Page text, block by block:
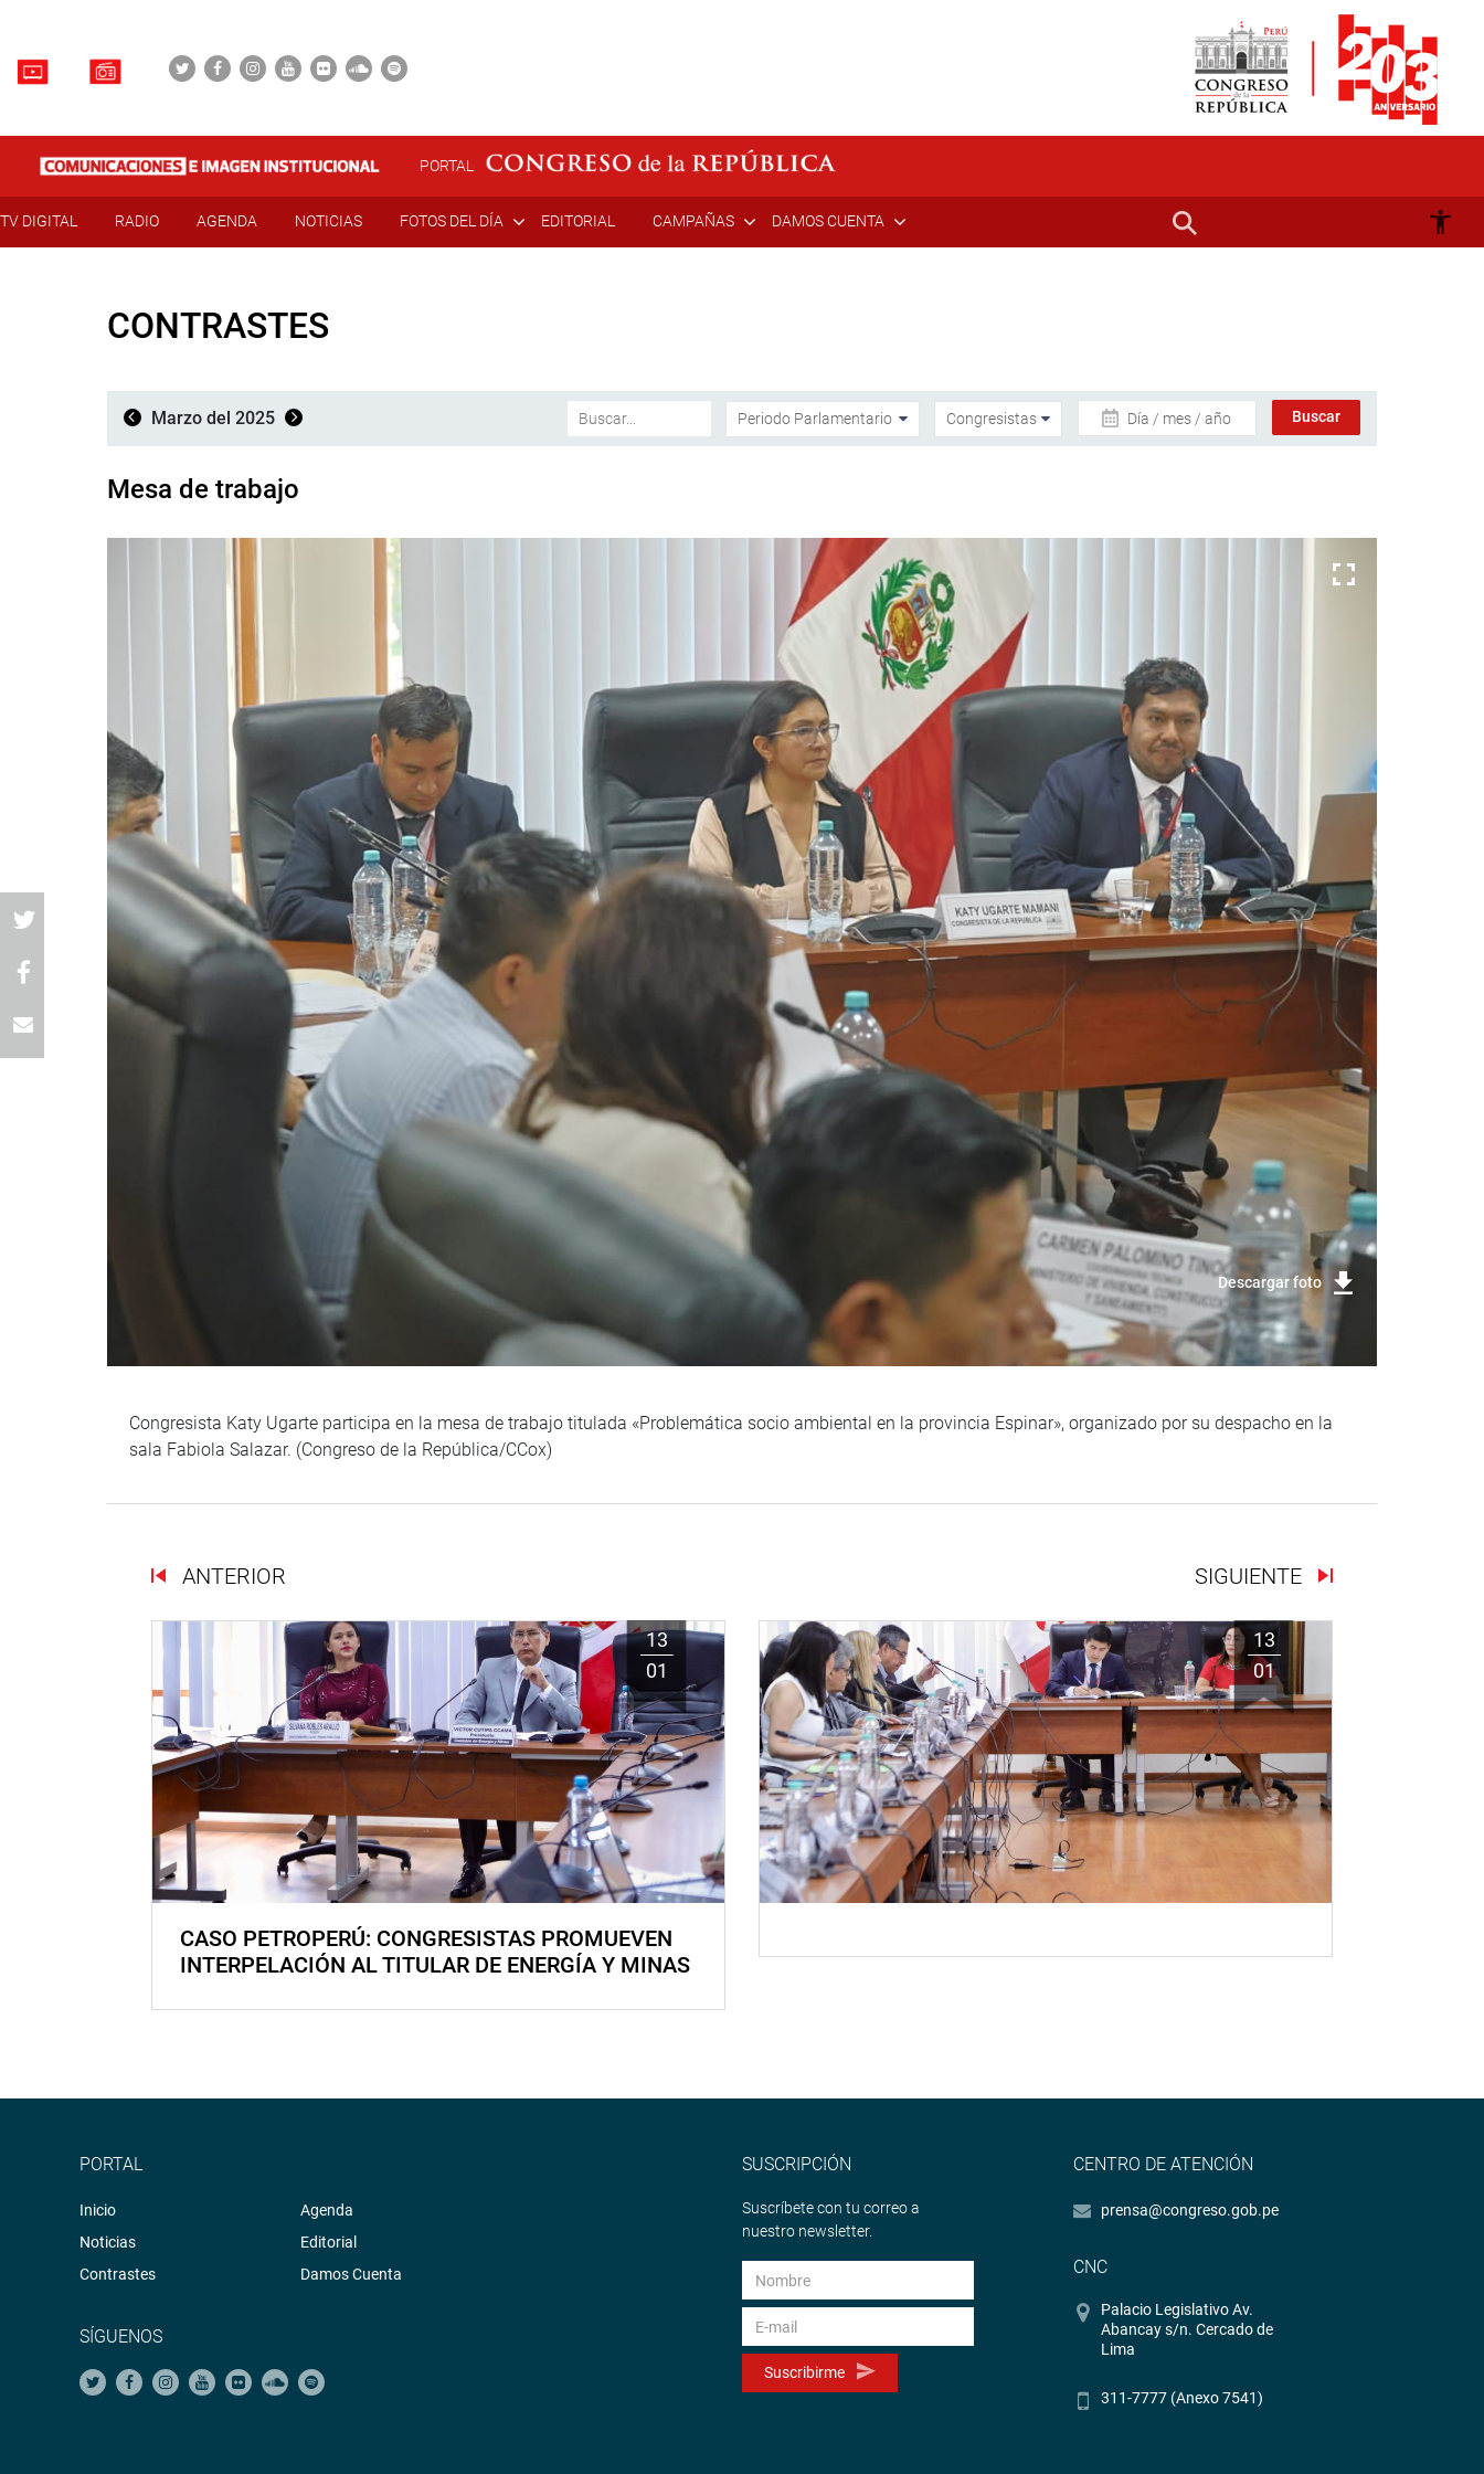
PORTAL
TV DIGITAL RADIO AGENDA NOTICIAS FOTOS DEL DÍA EDITORIAL CAMPAÑAS DAMOS CUENTA
CONTRASTES
Marzo del 2025 Día / mes / año
Mesa de trabajo
Descargar foto
Congresista Katy Ugarte participa en la mesa de trabajo titulada «Problemática socio ambiental en la provincia Espinar», organizado por su despacho en la
sala Fabiola Salazar. (Congreso de la República/CCox)
ANTERIOR SIGUIENTE
13
01
CASO PETROPERÚ: CONGRESISTAS PROMUEVEN
INTERPELACIÓN AL TITULAR DE ENERGÍA Y MINAS
13
01
PORTAL
Inicio
Noticias
Contrastes
Agenda
Editorial
Damos Cuenta
SÍGUENOS
SUSCRIPCIÓN
Suscríbete con tu correo a
nuestro newsletter.
Suscribirme
CENTRO DE ATENCIÓN
prensa@congreso.gob.pe
CNC
Palacio Legislativo Av.
Abancay s/n. Cercado de
Lima
311-7777 (Anexo 7541)